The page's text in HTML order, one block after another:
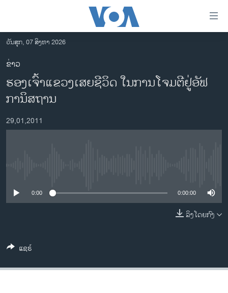
ເຂົ້າ
ຫາ
ຂ້າມ
ຂ້າມ
ຂ້າມ
ໄປ
ຫາ
ຊອກ
ອາເມຣິກາ
ການເລືອກຕັ້ງ ປະທານາທີບໍດີ ສະຫະລັດ 2024
ຂ່າວ​ຈີນ
ຊີວິດຊາວລາວ
ທຸລະກິດ
ພາສາອັງກິດ
ວັນສຸກ, 07 ສິງຫາ 2026
ຂ່າວ
ຮອງເຈົ້າແຂວງເສຍຊີວິດ ໃນການໂຈມຕີຢູ່ອັຟ
ການິສຖານ
29,01,2011
0:00 0:00:00
ລິງໂດຍກົງ
ແຊຣ໌